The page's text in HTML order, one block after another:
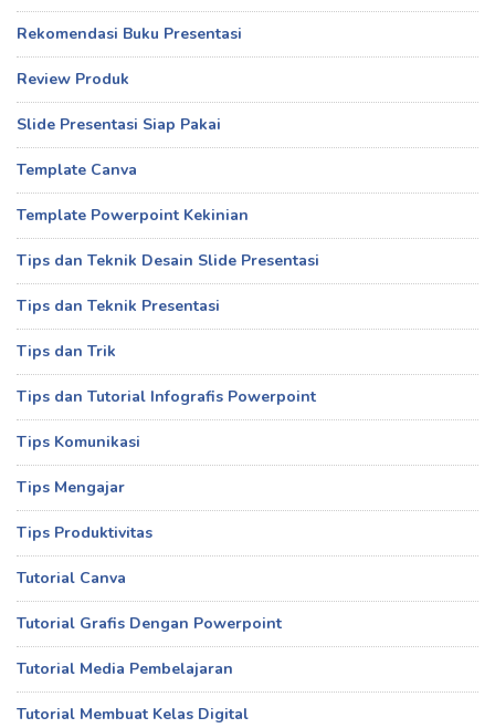
Rekomendasi Buku Presentasi
Review Produk
Slide Presentasi Siap Pakai
Template Canva
Template Powerpoint Kekinian
Tips dan Teknik Desain Slide Presentasi
Tips dan Teknik Presentasi
Tips dan Trik
Tips dan Tutorial Infografis Powerpoint
Tips Komunikasi
Tips Mengajar
Tips Produktivitas
Tutorial Canva
Tutorial Grafis Dengan Powerpoint
Tutorial Media Pembelajaran
Tutorial Membuat Kelas Digital